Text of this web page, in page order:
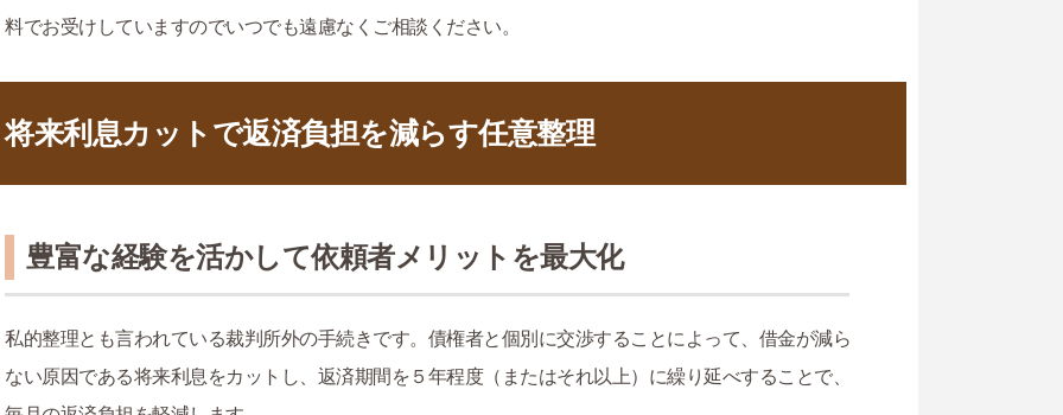
料でお受けしていますのでいつでも遠慮なくご相談ください。
将来利息カットで返済負担を減らす任意整理
豊富な経験を活かして依頼者メリットを最大化
私的整理とも言われている裁判所外の手続きです。債権者と個別に交渉することによって、借金が減ら
ない原因である将来利息をカットし、返済期間を５年程度（またはそれ以上）に繰り延べすることで、